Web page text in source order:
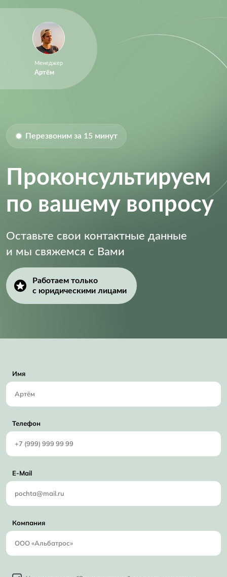
Supply Voltage (DC): 4.50V (min)
Supply Voltage (Max):
Supply Voltage (Min):
Менеджер
Артём
Перезвоним за 15 минут
Проконсультируем
по вашему вопросу
Оставьте свои контактные данные
и мы свяжемся с Вами
Работаем только
с юридическими лицами
Имя
Телефон
E-Mail
Компания